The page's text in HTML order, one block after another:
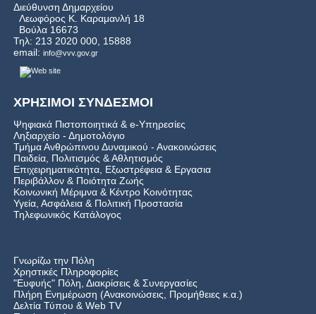
Διεύθυνση Δημαρχείου
Λεωφόρος Κ. Καραμανλή 18
Βούλα 16673
Τηλ: 213 2020 000, 15888
email: info@vvv.gov.gr
ΧΡΗΣΙΜΟΙ ΣΥΝΔΕΣΜΟΙ
Ψηφιακά Πιστοποιητικά & e-Υπηρεσίες
Ληξιαρχείο - Δημοτολόγιο
Τμήμα Ανθρώπινου Δυναμικού - Ανακοινώσεις
Παιδεία, Πολιτισμός & Αθλητισμός
Επιχειρηματικότητα, Εξωστρέφεια & Εργασια
Περιβάλλον & Ποιότητα Ζωής
Kοινωνική Μέριμνα & Κέντρο Κοινότητας
Υγεία, Ασφάλεια & Πολιτική Προστασία
Τηλεφωνικός Κατάλογος
Γνωρίζω την Πόλη
Χρηστικές Πληροφορίες
"Ευφυής" Πόλη, Διακρίσεις & Συνεργασίες
Πλήρη Ενημέρωση (Ανακοινώσεις, Προμήθειες κ.α.)
Δελτία Τύπου & Web TV